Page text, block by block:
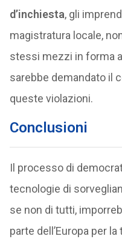
d’inchiesta, gli
magistratura locale,
stessi mezzi in forma
sarebbe demandato il
queste violazioni.
Conclusioni
Il processo di
tecnologie di
se non di tutti,
parte dell’Europa per